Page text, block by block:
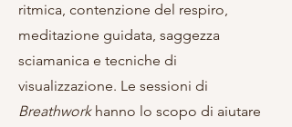
ritmica, contenzione del respiro,
meditazione guidata, saggezza
sciamanica e tecniche di
visualizzazione. Le sessioni di
Breathworkhanno lo scopo di aiutare